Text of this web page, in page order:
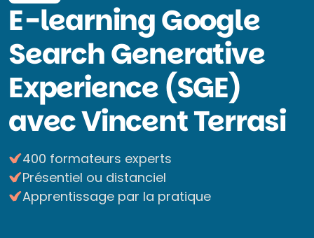
E-learningGoogle
Search Generative
Experience (SGE)
avec Vincent Terrasi
400 formateurs experts
Présentiel ou distanciel
Apprentissage par la pratique